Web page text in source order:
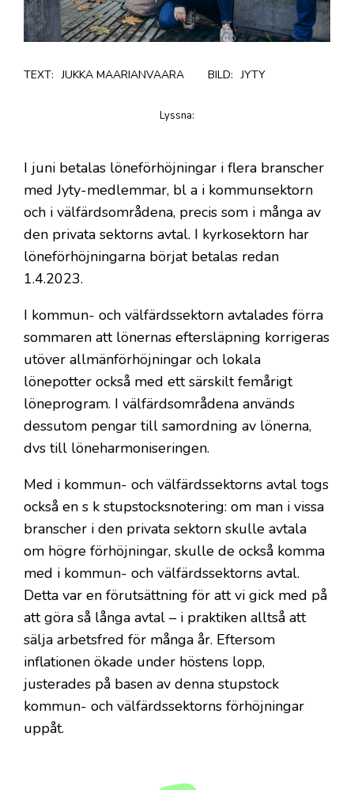
TEXT: JUKKA MAARIANVAARA BILD: JYTY
Lyssna:
I juni betalas löneförhöjningar i flera branscher
med Jyty-medlemmar, bl a i kommunsektorn
och i välfärdsområdena, precis som i många av
den privata sektorns avtal. I kyrkosektorn har
löneförhöjningarna börjat betalas redan
1.4.2023.
I kommun- och välfärdssektorn avtalades förra
sommaren att lönernas eftersläpning korrigeras
utöver allmänförhöjningar och lokala
lönepotter också med ett särskilt femårigt
löneprogram. I välfärdsområdena används
dessutom pengar till samordning av lönerna,
dvs till löneharmoniseringen.
Med i kommun- och välfärdssektorns avtal togs
också en s k stupstocksnotering: om man i vissa
branscher i den privata sektorn skulle avtala
om högre förhöjningar, skulle de också komma
med i kommun- och välfärdssektorns avtal.
Detta var en förutsättning för att vi gick med på
att göra så långa avtal – i praktiken alltså att
sälja arbetsfred för många år. Eftersom
inflationen ökade under höstens lopp,
justerades på basen av denna stupstock
kommun- och välfärdssektorns förhöjningar
uppåt.